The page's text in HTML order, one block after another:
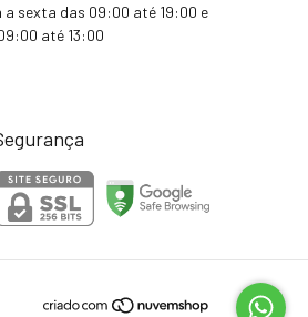
a sexta das 09:00 até 19:00 e
até 13:00